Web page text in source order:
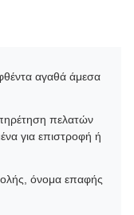
αγαθά άμεσα
πελατών
για επιστροφή ή
όνομα επαφής